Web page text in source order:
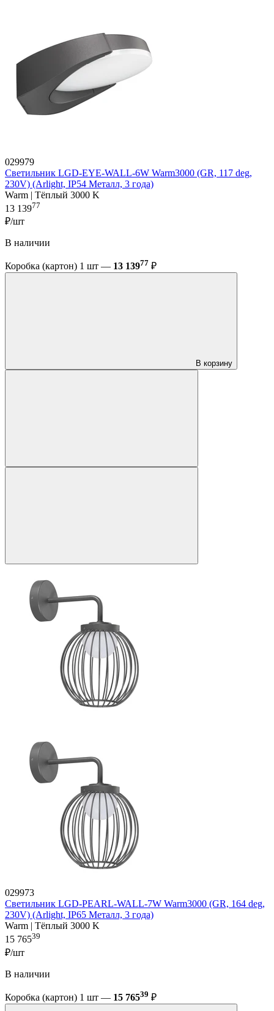
029979
Светильник LGD-EYE-WALL-6W Warm3000 (GR, 117 deg,
230V) (Arlight, IP54 Металл, 3 года)
Warm | Тёплый 3000 K
13 13977
₽/шт
В наличии
Коробка (картон) 1 шт — 13 13977 ₽
В корзину
029973
Светильник LGD-PEARL-WALL-7W Warm3000 (GR, 164 deg,
230V) (Arlight, IP65 Металл, 3 года)
Warm | Тёплый 3000 K
15 76539
₽/шт
В наличии
Коробка (картон) 1 шт — 15 76539 ₽